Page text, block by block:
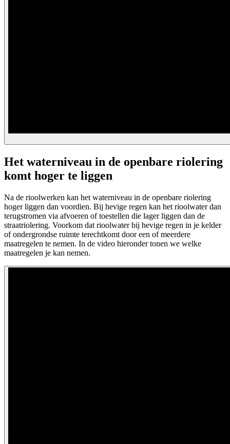
Het waterniveau in de openbare riolering
komt hoger te liggen
Na de rioolwerken kan het waterniveau in de openbare riolering
hoger liggen dan voordien. Bij hevige regen kan het rioolwater dan
terugstromen via afvoeren of toestellen die lager liggen dan de
straatriolering. Voorkom dat rioolwater bij hevige regen in je kelder
of ondergrondse ruimte terechtkomt door een of meerdere
maatregelen te nemen. In de video hieronder tonen we welke
maatregelen je kan nemen.